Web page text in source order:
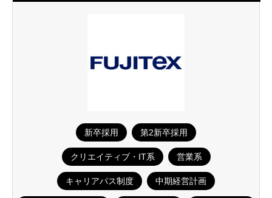
新卒採用 第2新卒採用
クリエイティブ・IT系 営業系
キャリアパス制度 中期経営計画